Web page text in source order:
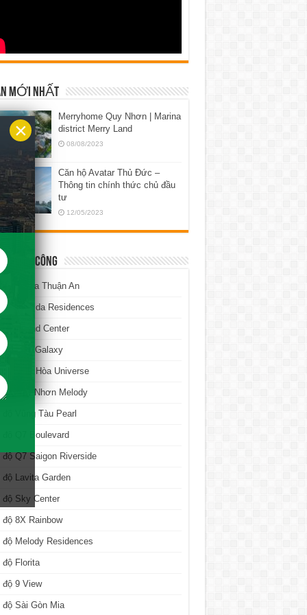
MỚI NHẤT
Merryhome Quy Nhơn | Marina
district Merry Land
08/08/2023
Căn hộ Avatar Thủ Đức –
Thông tin chính thức chủ đầu
tư
12/05/2023
ĐỘ THI CÔNG
độ Lavita Thuận An
độ La Vida Residences
Độ Grand Center
độ New Galaxy
độ Biên Hòa Universe
độ Quy Nhơn Melody
độ Vũng Tàu Pearl
độ Q7 Boulevard
độ Q7 Saigon Riverside
độ Lavita Garden
độ Sky Center
độ 8X Rainbow
độ Melody Residences
độ Florita
độ 9 View
độ Sài Gòn Mia
×